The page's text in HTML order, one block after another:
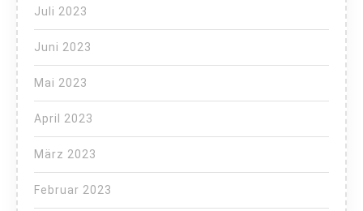
Juli 2023
Juni 2023
Mai 2023
April 2023
März 2023
Februar 2023